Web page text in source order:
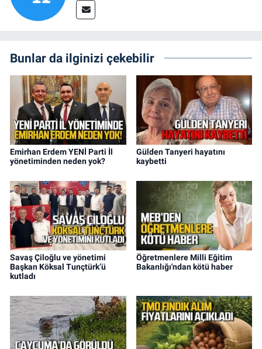
Bunlar da ilginizi çekebilir
Emirhan Erdem YENİ Parti İl
yönetiminden neden yok?
Gülden Tanyeri hayatını
kaybetti
Savaş Çiloğlu ve yönetimi
Başkan Köksal Tunçtürk’ü
kutladı
Öğretmenlere Milli Eğitim
Bakanlığı'ndan kötü haber